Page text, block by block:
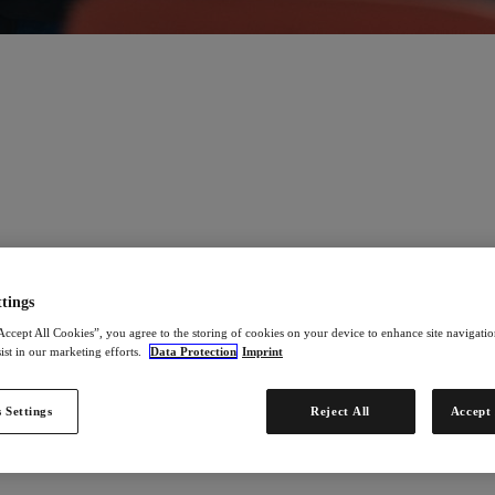
ζωής και να τους βοηθάμε να αποκτήσουν περισσότερη
την ευκαιρία να κερδίσουν ένα ελκυστικό (πρόσθετο)
All Cookies”, you agree to the storing of cookies on your device to enhance site
in our marketing efforts.
Data Protection Imprint
Settings Reject All Accept